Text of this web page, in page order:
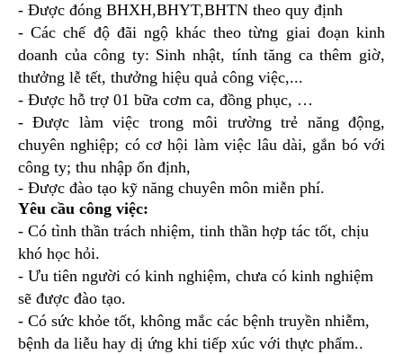
- Được đóng BHXH,BHYT,BHTN theo quy định
- Các chế độ đãi ngộ khác theo từng giai đoạn kinh
doanh của công ty: Sinh nhật, tính tăng ca thêm giờ,
thưởng lễ tết, thưởng hiệu quả công việc,...
- Được hỗ trợ 01 bữa cơm ca, đồng phục, …
- Được làm việc trong môi trường trẻ năng động,
chuyên nghiệp; có cơ hội làm việc lâu dài, gắn bó với
công ty; thu nhập ổn định,
- Được đào tạo kỹ năng chuyên môn miễn phí.
Yêu cầu công việc:
- Có tình thần trách nhiệm, tinh thần hợp tác tốt, chịu
khó học hỏi.
- Ưu tiên người có kinh nghiệm, chưa có kinh nghiệm
sẽ được đào tạo.
- Có sức khỏe tốt, không mắc các bệnh truyền nhiễm,
bệnh da liễu hay dị ứng khi tiếp xúc với thực phẩm..